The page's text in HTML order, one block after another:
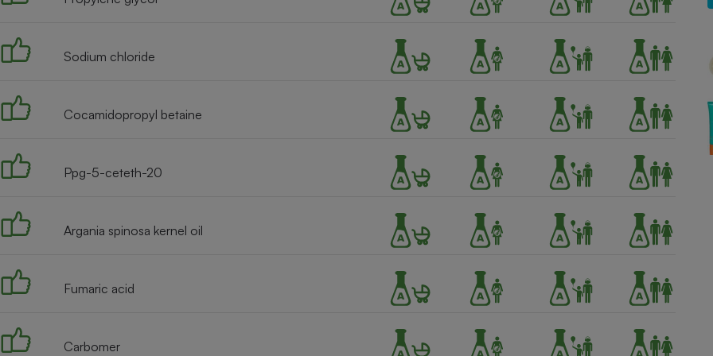
Sodium chloride
Cocamidopropyl betaine
Ppg-5-ceteth-20
Argania spinosa kernel oil
Fumaric acid
Carbomer
Appareil photo
numérique
Électricité - Gaz
Lessive